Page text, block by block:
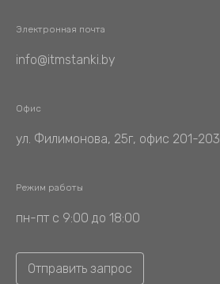
Электронная почта
info@itmstanki.by
Офис
ул. Филимонова, 25г, офис 201-203
Режим работы
пн-пт с 9:00 до 18:00
Отправить запрос